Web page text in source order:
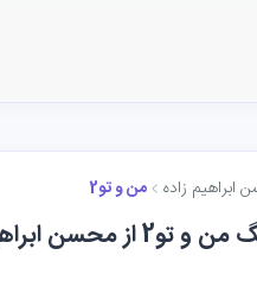
ابراهیم زاده من و تو2
ابراهیم زاده